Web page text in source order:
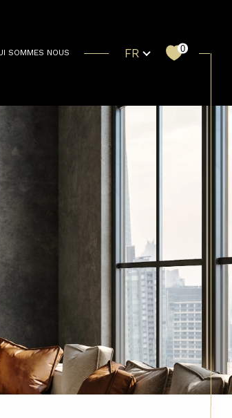
SOMMES NOUS Langue
FR 0
Réinitialiser les filtres